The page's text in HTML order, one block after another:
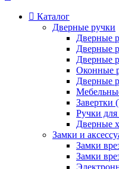
Каталог
Дверные ручки
Дверные
Дверные
Дверные
Оконные
Дверные
Завертки
Ручки
Дверные
Замки и
Замки
Замки